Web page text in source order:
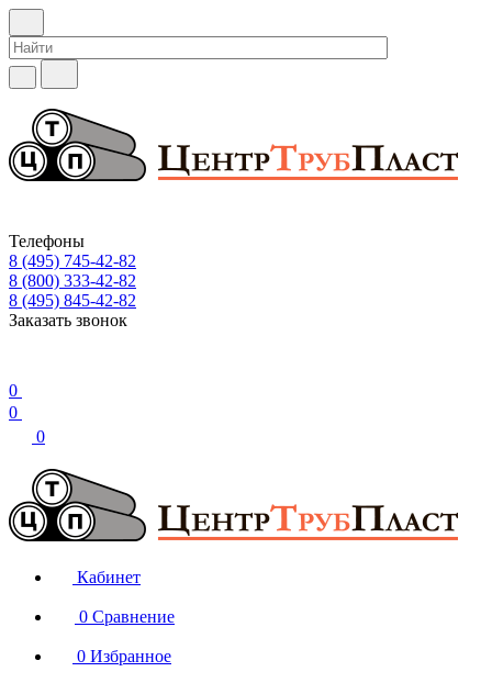
Телефоны
8 (495) 745-42-82
8 (800) 333-42-82
8 (495) 845-42-82
Заказать звонок
0
0
0
Кабинет
0 Сравнение
0 Избранное